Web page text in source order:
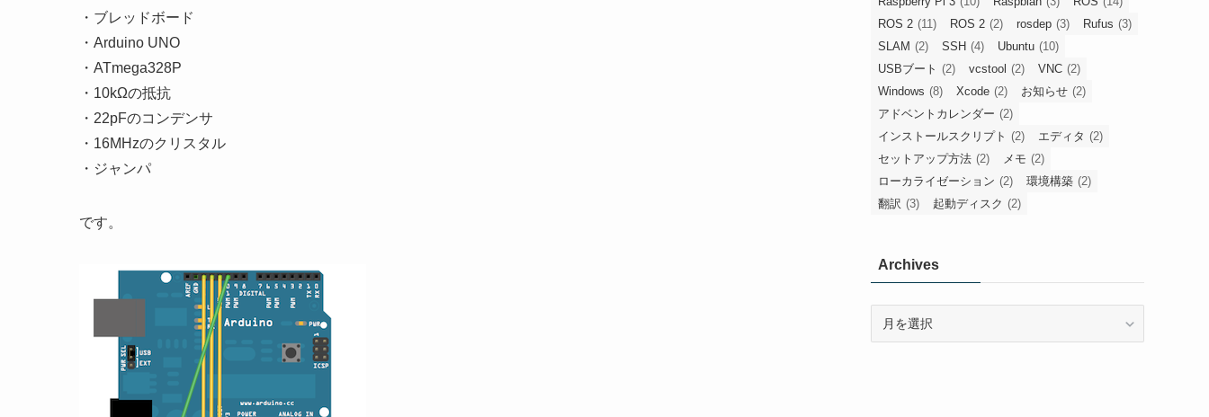
・ブレッドボード
・Arduino UNO
・ATmega328P
・10kΩの抵抗
・22pFのコンデンサ
・16MHzのクリスタル
・ジャンパ
です。
ROS 2 (11) ROS 2 (2) rosdep (3) Rufus (3)
SLAM (2) SSH (4) Ubuntu (10)
USBブート (2) vcstool (2) VNC (2)
Windows (8) Xcode (2) お知らせ (2)
アドベントカレンダー (2)
インストールスクリプト (2) エディタ (2)
セットアップ方法 (2) メモ (2)
ローカライゼーション (2) 環境構築 (2)
翻訳 (3) 起動ディスク (2)
Archives